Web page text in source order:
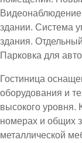
Видеонаблюдение
здании. Система
здания.
Парковка для
Гостиница
оборудования и
высокого уровня.
номерах и общих
металлической